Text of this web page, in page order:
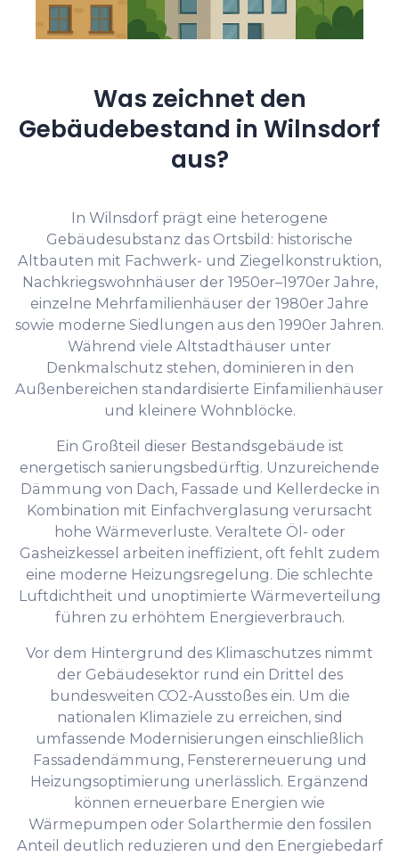
Was zeichnet den
Gebäudebestand in Wilnsdorf
aus?
In Wilnsdorf prägt eine heterogene
Gebäudesubstanz das Ortsbild: historische
Altbauten mit Fachwerk- und Ziegelkonstruktion,
Nachkriegswohnhäuser der 1950er–1970er Jahre,
einzelne Mehrfamilienhäuser der 1980er Jahre
sowie moderne Siedlungen aus den 1990er Jahren.
Während viele Altstadthäuser unter
Denkmalschutz stehen, dominieren in den
Außenbereichen standardisierte Einfamilienhäuser
und kleinere Wohnblöcke.
Ein Großteil dieser Bestandsgebäude ist
energetisch sanierungsbedürftig. Unzureichende
Dämmung von Dach, Fassade und Kellerdecke in
Kombination mit Einfachverglasung verursacht
hohe Wärmeverluste. Veraltete Öl- oder
Gasheizkessel arbeiten ineffizient, oft fehlt zudem
eine moderne Heizungsregelung. Die schlechte
Luftdichtheit und unoptimierte Wärmeverteilung
führen zu erhöhtem Energieverbrauch.
Vor dem Hintergrund des Klimaschutzes nimmt
der Gebäudesektor rund ein Drittel des
bundesweiten CO2-Ausstoßes ein. Um die
nationalen Klimaziele zu erreichen, sind
umfassende Modernisierungen einschließlich
Fassadendämmung, Fenstererneuerung und
Heizungsoptimierung unerlässlich. Ergänzend
können erneuerbare Energien wie
Wärmepumpen oder Solarthermie den fossilen
Anteil deutlich reduzieren und den Energiebedarf